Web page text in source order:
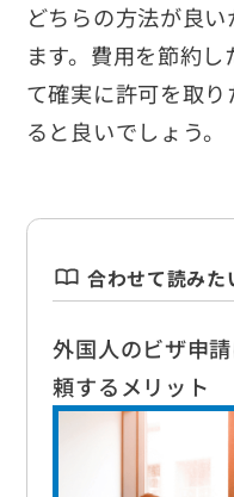
どちらの方法が良
ます。費用を節約
て確実に許可を取
ると良いでしょう。
合わせて読みた
外国人のビザ申
頼するメリット